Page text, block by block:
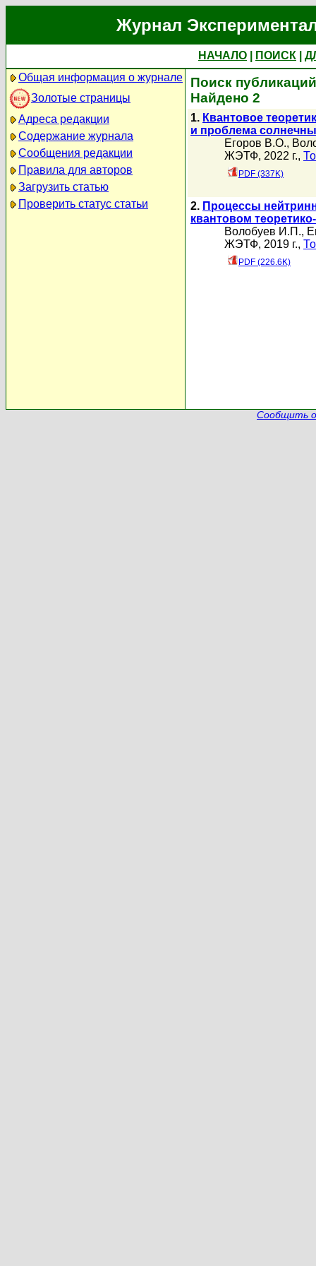
Журнал
НАЧАЛО ПОИСК
Общая информация о журнале
Золотые страницы
Адреса редакции
Содержание журнала
Сообщения редакции
Правила для авторов
Загрузить статью
Проверить статус статьи
Поиск
Найдено 2
1. Квантовое
и проблема
Егоров В.О.,
ЖЭТФ, 2022 г.,
PDF (337K)
2. Процессы
квантовом
Волобуев И.П.,
ЖЭТФ, 2019 г.,
PDF (226.6K)
Сообщить о